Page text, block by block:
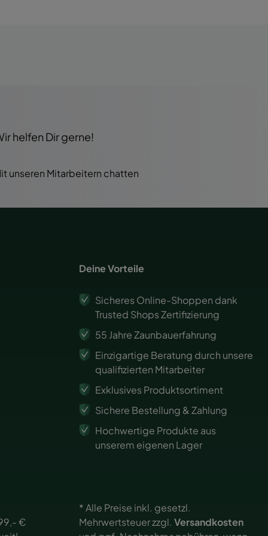
helfen Dir gerne!
unseren Mitarbeitern chatten
Deine Vorteile
Sicheres Online-Shoppen dank
Trusted Shops Zertifizierung
55 Jahre Zaunbauerfahrung
Einzigartige Beratung durch unsere
qualifizierten Mitarbeiter
Exklusives Produktsortiment
Sichere Bestellung & Zahlung
Hochwertige Produkte aus
unserem eigenen Lager
€
* Alle Preise inkl. gesetzl.
Mehrwertsteuer zzgl. Versandkosten